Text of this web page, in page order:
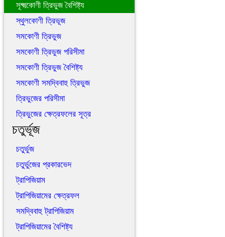
সূক্ষ্মকোণী ত্রিভুজ বৈশিষ্ট্য
স্থুলকোণী ত্রিভূজ
সমকোণী ত্রিভুজ
সমকোণী ত্রিভুজ পরিসীমা
সমকোণী ত্রিভুজ বৈশিষ্ট্য
সমকোণী সমদ্বিবাহু ত্রিভুজ
ত্রিভুজের পরিসীমা
ত্রিভুজের ক্ষেত্রফলের সূত্র
চতুর্ভূজ
চতুর্ভুজ
চতুর্ভুজের প্রকারভেদ
ট্রাপিজিয়াম
ট্রাপিজিয়ামের ক্ষেত্রফল
সমদ্বিবাহু ট্রাপিজিয়াম
ট্রাপিজিয়ামের বৈশিষ্ট্য